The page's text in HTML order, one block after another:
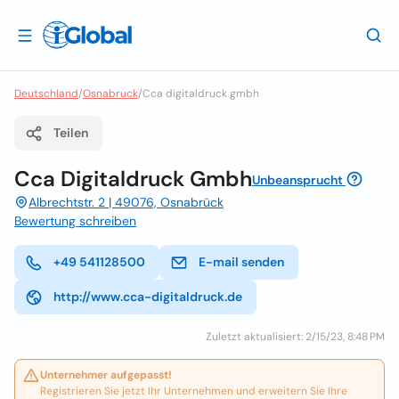
Deutschland/Osnabruck/Cca digitaldruck gmbh
Teilen
Cca Digitaldruck GmbhUnbeansprucht
Albrechtstr. 2 | 49076, Osnabrück
Bewertung schreiben
+49 541128500 E-mail senden
http://www.cca-digitaldruck.de
Zuletzt aktualisiert: 2/15/23, 8:48 PM
Unternehmer aufgepasst!
Registrieren Sie jetzt Ihr Unternehmen und erweitern Sie Ihre